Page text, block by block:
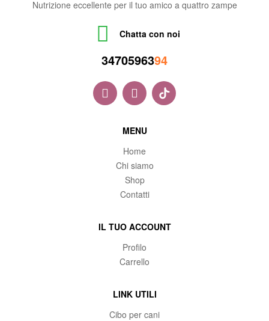
Nutrizione eccellente per il tuo amico a quattro zampe
Chatta con noi
3470596394
MENU
Home
Chi siamo
Shop
Contatti
IL TUO ACCOUNT
Profilo
Carrello
LINK UTILI
Cibo per cani